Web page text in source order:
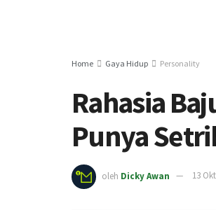
Home Gaya Hidup Personality
Rahasia
Punya
oleh Dicky Awan 13